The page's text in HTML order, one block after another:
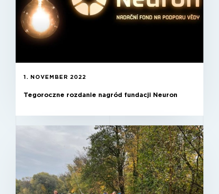
1. NOVEMBER 2022
Tegoroczne rozdanie nagród fundacji Neuron